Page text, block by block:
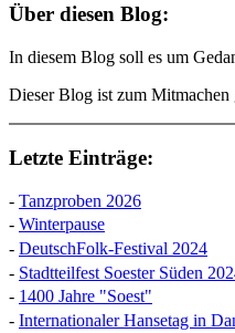
Über diesen Blog:
In diesem Blog soll es um
Dieser Blog ist zum
Letzte Einträge:
- Tanzproben 2026
- Winterpause
- DeutschFolk-Festival 2024
- Stadtteilfest Soester Süden
- 1400 Jahre "Soest"
- Internationaler Hansetag in